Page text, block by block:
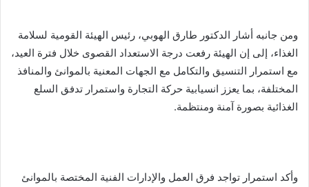
ومن جانبه أشار الدكتور طارق الهوبي، رئيس الهيئة القومية لسلامة
الغذاء، إلى إن الهيئة رفعت درجة الاستعداد القصوى خلال فترة العيد،
مع استمرار التنسيق والتكامل مع الجهات المعنية بالموانئ والمنافذ
المختلفة، بما يعزز انسيابية حركة التجارة واستمرار تدفق السلع
الغذائية بصورة آمنة ومنتظمة.
وأكد استمرار تواجد فرق العمل والإدارات الفنية المختصة بالموانئ